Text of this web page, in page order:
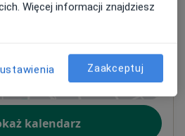
mapę
otwiera się w nowej karcie
kalendarz
Więcej informacji znajdziesz
Zaakceptuj